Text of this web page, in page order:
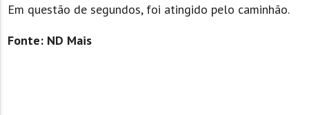
Em questão de segundos, foi atingido pelo caminhão.
Fonte: ND Mais